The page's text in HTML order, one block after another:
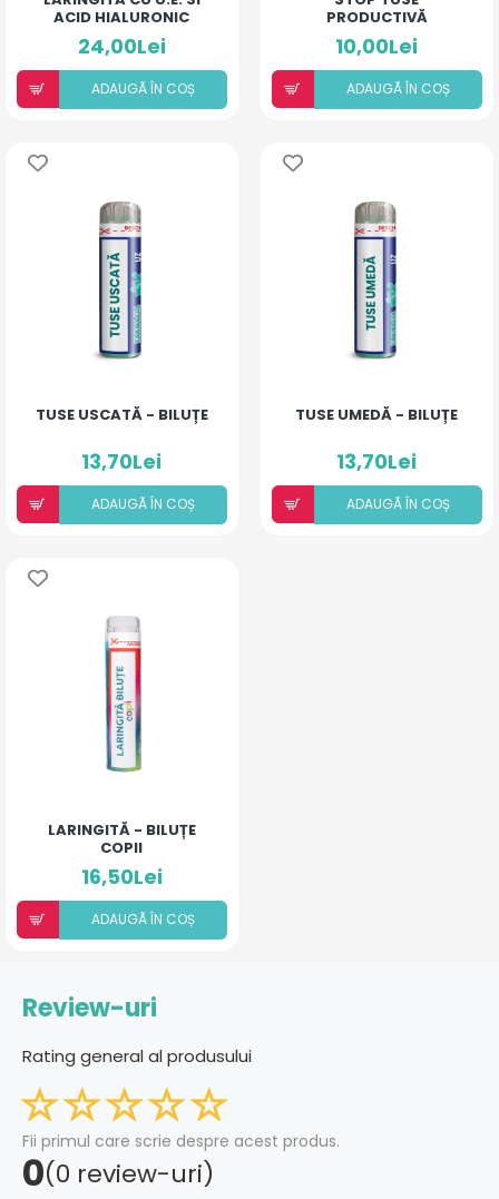
ACID HIALURONIC
(PIERSICĂ ȘI MANGO)
24,00Lei
ADAUGÃ ÎN COȘ
PRODUCTIVĂ
10,00Lei
ADAUGÃ ÎN COȘ
TUSE USCATĂ - BILUȚE
13,70Lei
ADAUGÃ ÎN COȘ
TUSE UMEDĂ - BILUȚE
13,70Lei
ADAUGÃ ÎN COȘ
LARINGITĂ - BILUȚE
COPII
16,50Lei
ADAUGÃ ÎN COȘ
Review-uri
Rating general al produsului
Fii primul care scrie despre acest produs.
0(0 review-uri)